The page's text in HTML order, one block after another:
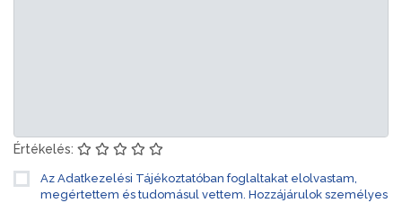
Értékelés:
Az Adatkezelési Tájékoztatóban foglaltakat elolvastam,
megértettem és tudomásul vettem. Hozzájárulok személyes